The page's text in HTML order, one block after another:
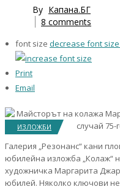
By Капана.БГ
8 comments
font size decrease font size
Print
Email
ИЗЛОЖБИ
Галерия „Резонанс“ кани
юбилейна изложба „Колаж“
художничка Маргарита
юбилей. Няколко ключови